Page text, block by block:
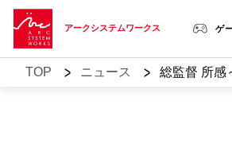
アークシステムワークス ゲ
TOP > ニュース > 総監督 所感